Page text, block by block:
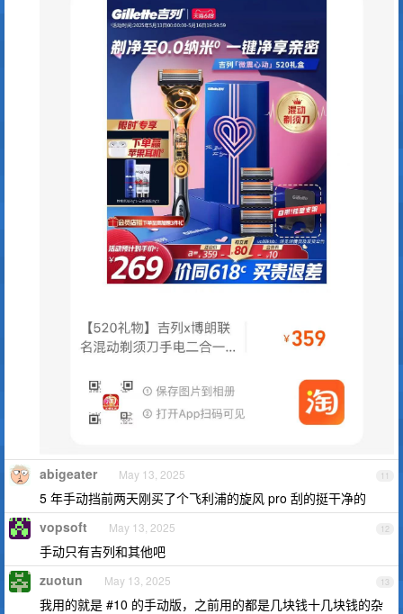
11
abigeater May 13, 2025
5 年手动挡前两天刚买了个飞利浦的旋风 pro 刮的挺干净的
12
vopsoft May 13, 2025
手动只有吉列和其他吧
13
zuotun May 13, 2025
我用的就是 #10 的手动版，之前用的都是几块钱十几块钱的杂